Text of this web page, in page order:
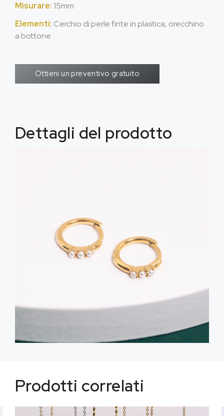
Misurare: 15mm
Elementi: Cerchio di perle finte in plastica, orecchino
a bottone
Ottieni un preventivo gratuito
Dettagli del prodotto
Prodotti correlati